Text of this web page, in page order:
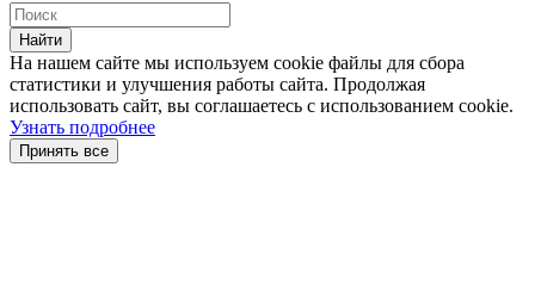
Найти
На нашем сайте мы используем cookie файлы для сбора
статистики и улучшения работы сайта. Продолжая
использовать сайт, вы соглашаетесь с использованием cookie.
Узнать подробнее
Принять все